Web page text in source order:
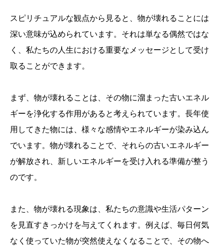
スピリチュアルな観点から見ると、物が壊れることには
深い意味が込められています。それは単なる偶然ではな
く、私たちの人生における重要なメッセージとして受け
取ることができます。
まず、物が壊れることは、その物に溜まった古いエネル
ギーを浄化する作用があると考えられています。長年使
用してきた物には、様々な感情やエネルギーが染み込ん
でいます。物が壊れることで、それらの古いエネルギー
が解放され、新しいエネルギーを受け入れる準備が整う
のです。
また、物が壊れる現象は、私たちの意識や生活パターン
を見直すきっかけを与えてくれます。例えば、毎日何気
なく使っていた物が突然使えなくなることで、その物へ